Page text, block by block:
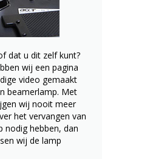
dat u dit zelf kunt?
wij een pagina
video gemaakt
beamerlamp. Met
wij nooit meer
het vervangen van
nodig hebben, dan
wij de lamp